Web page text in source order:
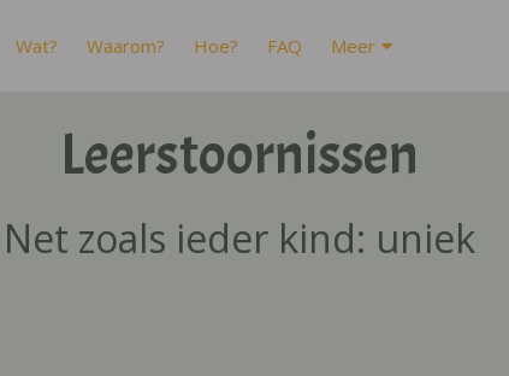
Wat? Waarom? Hoe? FAQ Meer
Leerstoornissen
Net zoals ieder kind: uniek